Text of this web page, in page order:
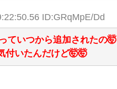
ID:GRqMpE/Dd
ていつから追加されたの🤯
付いたんだけど🤯🤯